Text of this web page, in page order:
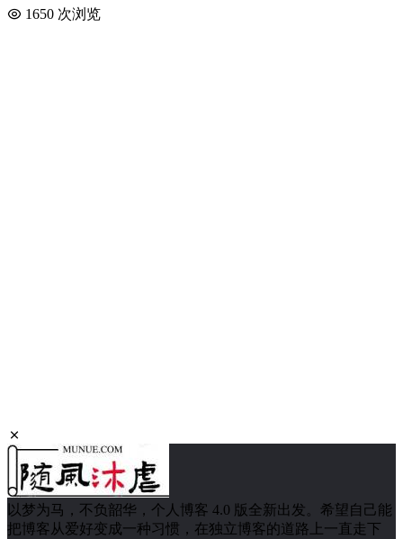
1650 次浏览
以梦为马，不负韶华，个人博客 4.0 版全新出发。希望自己能
把博客从爱好变成一种习惯，在独立博客的道路上一直走下